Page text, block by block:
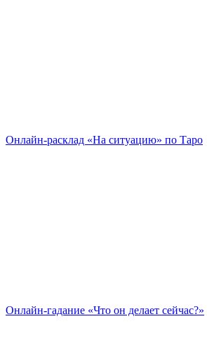
Онлайн-расклад «На ситуацию» по Таро
Онлайн-гадание «Что он делает сейчас?»